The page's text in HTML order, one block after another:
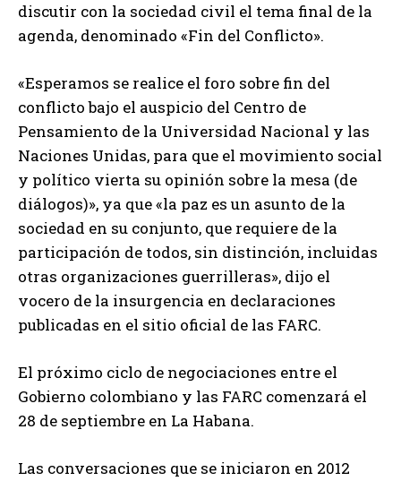
discutir con la sociedad civil el tema final de la
agenda, denominado «Fin del Conflicto».
«Esperamos se realice el foro sobre fin del
conflicto bajo el auspicio del Centro de
Pensamiento de la Universidad Nacional y las
Naciones Unidas, para que el movimiento social
y político vierta su opinión sobre la mesa (de
diálogos)», ya que «la paz es un asunto de la
sociedad en su conjunto, que requiere de la
participación de todos, sin distinción, incluidas
otras organizaciones guerrilleras», dijo el
vocero de la insurgencia en declaraciones
publicadas en el sitio oficial de las FARC.
El próximo ciclo de negociaciones entre el
Gobierno colombiano y las FARC comenzará el
28 de septiembre en La Habana.
Las conversaciones que se iniciaron en 2012